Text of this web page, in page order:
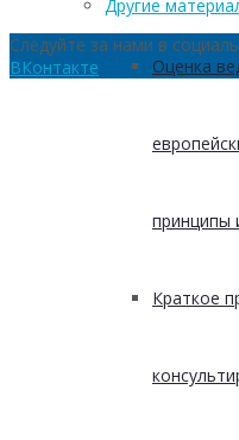
Оценка
принципы
Краткое
Другие
Следуйте за нами в
ВКонтакте